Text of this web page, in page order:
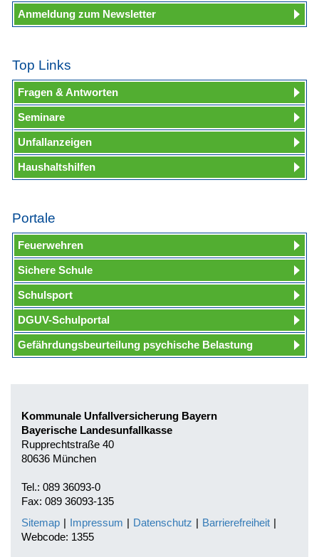
Anmeldung zum Newsletter
Top Links
Fragen & Antworten
Seminare
Unfallanzeigen
Haushaltshilfen
Portale
Feuerwehren
Sichere Schule
Schulsport
DGUV-Schulportal
Gefährdungsbeurteilung psychische Belastung
Kommunale Unfallversicherung Bayern
Bayerische Landesunfallkasse
Rupprechtstraße 40
80636 München
Tel.: 089 36093-0
Fax: 089 36093-135
Sitemap | Impressum | Datenschutz | Barrierefreiheit |
Webcode: 1355